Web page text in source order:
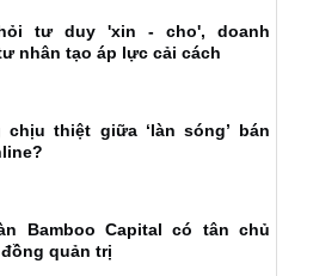
tư duy 'xin - cho', doanh
nhân tạo áp lực cải cách
chịu thiệt giữa ‘làn sóng’ bán
Bamboo Capital có tân chủ
quản trị